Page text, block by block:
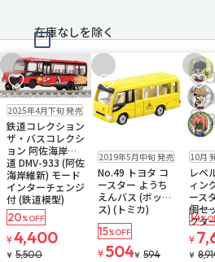
在庫なしを除く
お気に入りに追加
再入荷販売中
2025年4月下旬 発売
鉄道コレクション
ザ・バスコレクシ
ョン 阿佐海岸鉄
道 DMV-933 (阿佐
海岸維新) モード
インターチェンジ
付 (鉄道模型)
20%OFF
¥4,400
¥ 5,500
お気に入りに追加
販売中
2019年5月中旬 発売
No.49 トヨタ コ
ースター ようち
えんバス (ボック
ス) (トミカ)
15%OFF
¥ 504¥ 594
お気
予約品
10月
レベ
ィン
ース
個セ
クタ
14
¥
¥